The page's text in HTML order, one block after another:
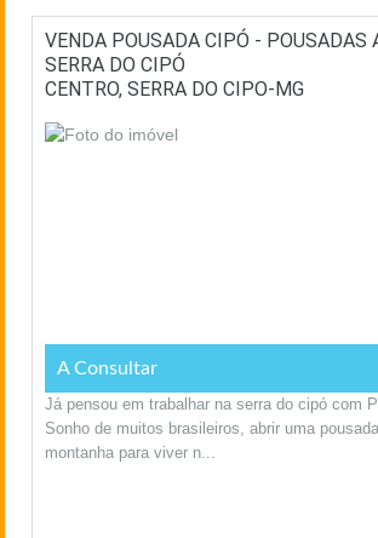
VENDA POUSADA CIPÓ - POUSADAS
SERRA DO CIPÓ
CENTRO, SERRA DO CIPO-MG
A Consultar
Já pensou em trabalhar na serra do cipó com
Sonho de muitos brasileiros, abrir uma
montanha para viver n...